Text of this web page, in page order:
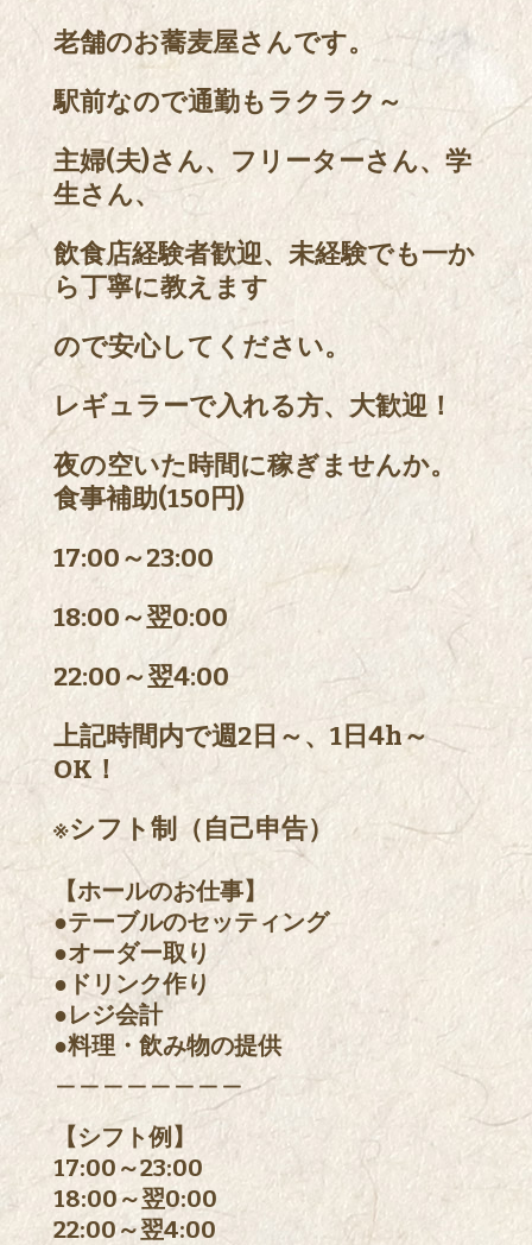
老舗のお蕎麦屋さんです。
駅前なので通勤もラクラク～
主婦(夫)さん、フリーターさん、学
生さん、
飲食店経験者歓迎、未経験でも一か
ら丁寧に教えます
ので安心してください。
レギュラーで入れる方、大歓迎！
夜の空いた時間に稼ぎませんか。
食事補助(150円)
17:00～23:00
18:00～翌0:00
22:00～翌4:00
上記時間内で週2日～、1日4h～
OK！
※シフト制（自己申告）
【ホールのお仕事】
●テーブルのセッティング
●オーダー取り
●ドリンク作り
●レジ会計
●料理・飲み物の提供
＿＿＿＿＿＿＿＿
【シフト例】
17:00～23:00
18:00～翌0:00
22:00～翌4:00